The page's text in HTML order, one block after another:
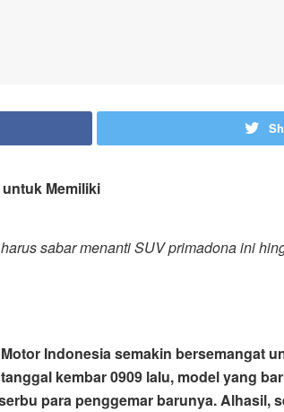
untuk Memiliki
sabar menanti SUV primadona ini
Indonesia semakin bersemangat
kembar 0909 lalu, model yang
para penggemar barunya.